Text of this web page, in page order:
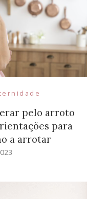
pelo arroto
para
a arrotar